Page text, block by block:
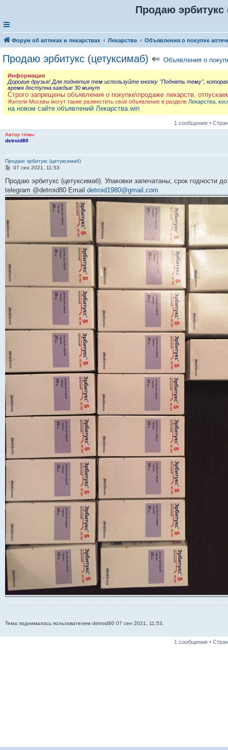
Продаю эрбитукс
Форум об аптеках и лекарствах Лекарства Объявления о покупке
Продаю эрбитукс (цетуксимаб) ⇐ Объявления о
Информация
Дорогие друзья! Для поднятия тем используйте кнопку "Поднять тему",
время доступна каждые 30 минут
Строго запрещены объявления о покупке\продаже лекарств,
Жители Москвы могут также разместить своё объявление в разделе Лекарства,
на новом сайте объявлений Лекарства.win
1 сообщение •
Автор темы
detroid80
Продаю эрбитукс (цетуксимаб)
С
о
щ
е
07 сен 2021, 11:53
Продаю эрбитукс (цетуксимаб). Упаковки запечатаны, срок годности
telegram @detroid80 Email detroid1980@gmail.com
Тема поднималась пользователем detroid80 07 сен 2021, 11:53.
1 сообщение •